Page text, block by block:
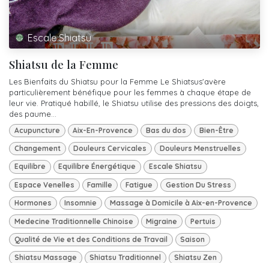
Escale Shiatsu
Shiatsu de la Femme
Les Bienfaits du Shiatsu pour la Femme Le Shiatsus'avère
particulièrement bénéfique pour les femmes à chaque étape de
leur vie. Pratiqué habillé, le Shiatsu utilise des pressions des doigts,
des paume...
Acupuncture Aix-En-Provence Bas du dos Bien-Être
Changement Douleurs Cervicales Douleurs Menstruelles
Equilibre Equilibre Énergétique Escale Shiatsu
Espace Venelles Famille Fatigue Gestion Du Stress
Hormones Insomnie Massage à Domicile à Aix-en-Provence
Medecine Traditionnelle Chinoise Migraine Pertuis
Qualité de Vie et des Conditions de Travail Saison
Shiatsu Massage Shiatsu Traditionnel Shiatsu Zen